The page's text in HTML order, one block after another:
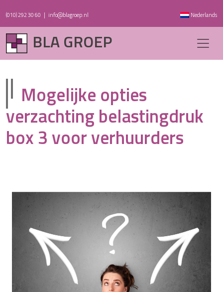
(010) 292 30 60 | info@blagroep.nl Nederlands
BLA GROEP
Mogelijke opties
verzachting belastingdruk
box 3 voor verhuurders